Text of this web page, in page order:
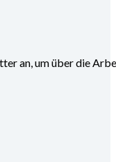
an, um über die